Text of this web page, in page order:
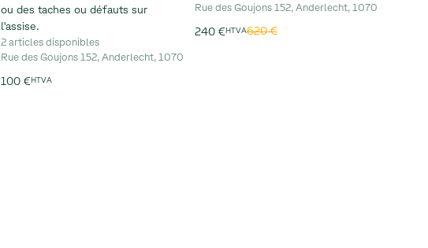
ou des taches ou défauts sur
l'assise.
2 articles disponibles
Rue des Goujons 152, Anderlecht, 1070
100 €HTVA
Rue des Goujons 152, Anderlecht, 1070
240 €HTVA620 €